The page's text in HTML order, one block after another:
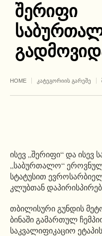
შერიფი
HOME ᲙᲐᲢᲔᲒᲝᲠᲘᲘᲡ ᲒᲐᲠᲔᲨᲔ
ისევ „შერიფი“ და ისევ
„საბურთალო“
სტატუსით
კლუბთან
თბილისური გუნდის
ბინაში გამართულ
საკვალიფიკაციო